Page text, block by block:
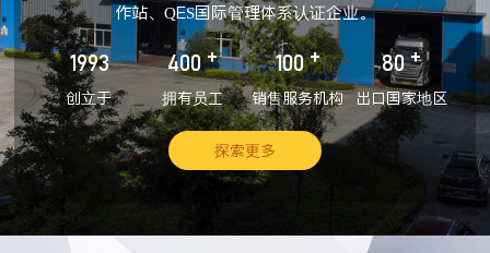
作站、QES国际管理体系认证企业。
1993
创立于
400 +
拥有员工
100 +
销售服务机构
80 +
出口国家地区
探索更多